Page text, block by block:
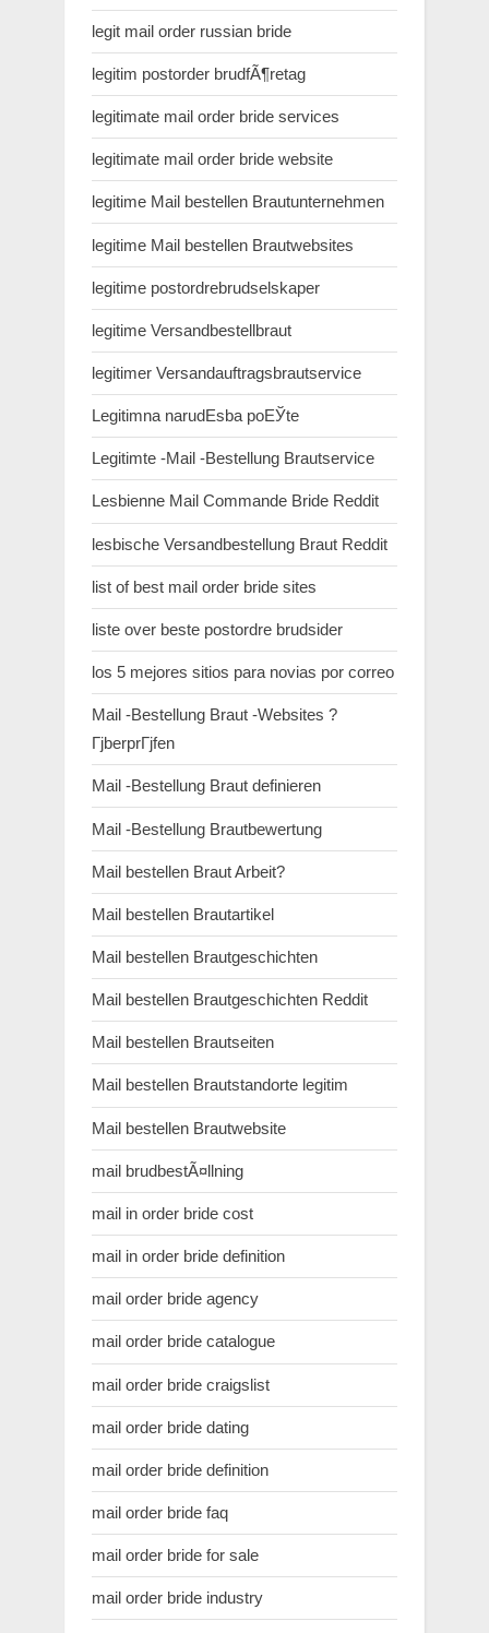
legit mail order russian bride
legitim postorder brudfÃ¶retag
legitimate mail order bride services
legitimate mail order bride website
legitime Mail bestellen Brautunternehmen
legitime Mail bestellen Brautwebsites
legitime postordrebrudselskaper
legitime Versandbestellbraut
legitimer Versandauftragsbrautservice
Legitimna narudЕѕba poЕЎte
Legitimte -Mail -Bestellung Brautservice
Lesbienne Mail Commande Bride Reddit
lesbische Versandbestellung Braut Reddit
list of best mail order bride sites
liste over beste postordre brudsider
los 5 mejores sitios para novias por correo
Mail -Bestellung Braut -Websites ?
ГјberprГјfen
Mail -Bestellung Braut definieren
Mail -Bestellung Brautbewertung
Mail bestellen Braut Arbeit?
Mail bestellen Brautartikel
Mail bestellen Brautgeschichten
Mail bestellen Brautgeschichten Reddit
Mail bestellen Brautseiten
Mail bestellen Brautstandorte legitim
Mail bestellen Brautwebsite
mail brudbestÃ¤llning
mail in order bride cost
mail in order bride definition
mail order bride agency
mail order bride catalogue
mail order bride craigslist
mail order bride dating
mail order bride definition
mail order bride faq
mail order bride for sale
mail order bride industry